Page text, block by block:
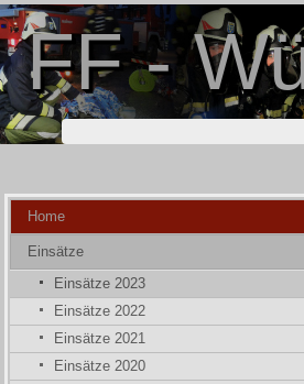
FF -
Home
Einsätze
Einsätze 2023
Einsätze 2022
Einsätze 2021
Einsätze 2020